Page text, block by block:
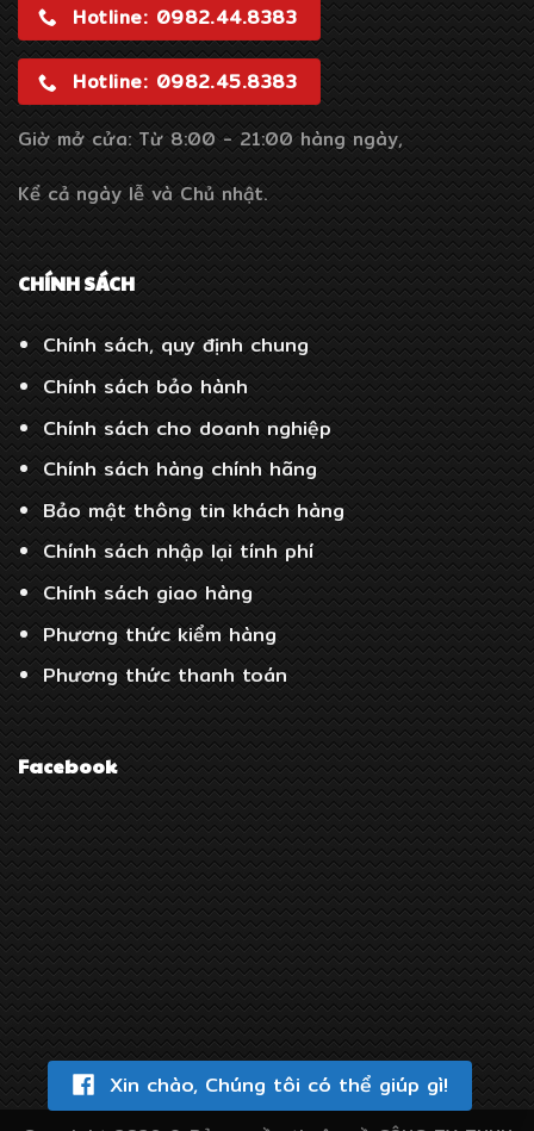
Hotline: 0982.44.8383
Hotline: 0982.45.8383
Giờ mở cửa: Từ 8:00 - 21:00 hàng ngày,
Kể cả ngày lễ và Chủ nhật.
CHÍNH SÁCH
Chính sách, quy định chung
Chính sách bảo hành
Chính sách cho doanh nghiệp
Chính sách hàng chính hãng
Bảo mật thông tin khách hàng
Chính sách nhập lại tính phí
Chính sách giao hàng
Phương thức kiểm hàng
Phương thức thanh toán
Facebook
Xin chào, Chúng tôi có thể giúp gì!